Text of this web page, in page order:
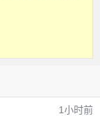
1小时前